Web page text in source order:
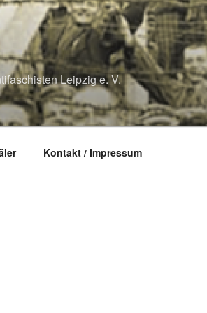
Leipzig e. V.
Kontakt / Impressum